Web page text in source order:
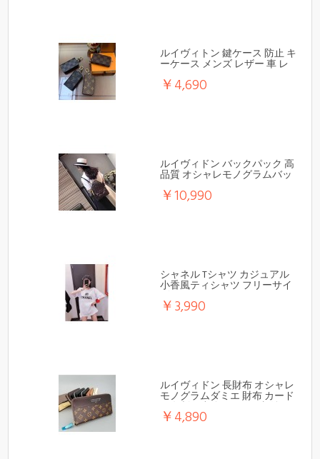
ルイヴィトン 鍵ケース 防止 キ
ーケース メンズ レザー 車 レ
ディース
￥4,690
ルイヴィドン バックパック 高
品質 オシャレモノグラムバッ
グ￥10,990
シャネル Tシャツ カジュアル
小香風ティシャツ フリーサイ
ズ￥3,990
ルイヴィドン 長財布 オシャレ
モノグラムダミエ 財布 カード
や名刺や小銭などのが収納で
き
￥4,890